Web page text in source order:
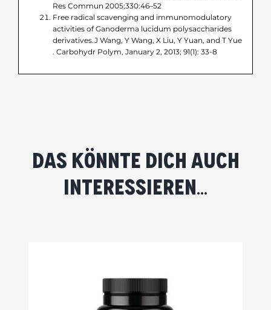
Res Commun 2005;330:46–52
Free radical scavenging and immunomodulatory
activities of Ganoderma lucidum polysaccharides
derivatives.J Wang, Y Wang, X Liu, Y Yuan, and T Yue
. Carbohydr Polym, January 2, 2013; 91(1): 33-8
Das könnte dich auch
interessieren…